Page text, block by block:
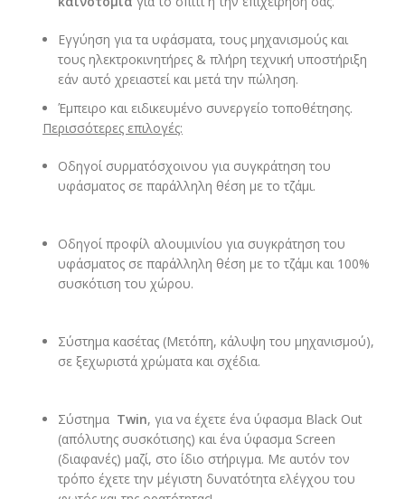
Εγγύηση για τα υφάσματα, τους μηχανισμούς και
τους ηλεκτροκινητήρες & πλήρη τεχνική υποστήριξη
εάν αυτό χρειαστεί και μετά την πώληση.
Έμπειρο και ειδικευμένο συνεργείο τοποθέτησης.
Περισσότερες επιλογές:
Οδηγοί συρματόσχοινου για συγκράτηση του
υφάσματος σε παράλληλη θέση με το τζάμι.
Οδηγοί προφίλ αλουμινίου για συγκράτηση του
υφάσματος σε παράλληλη θέση με το τζάμι και 100%
συσκότιση του χώρου.
Σύστημα κασέτας (Μετόπη, κάλυψη του μηχανισμού),
σε ξεχωριστά χρώματα και σχέδια.
Σύστημα Twin, για να έχετε ένα ύφασμα Black Out
(απόλυτης συσκότισης) και ένα ύφασμα Screen
(διαφανές) μαζί, στο ίδιο στήριγμα. Με αυτόν τον
τρόπο έχετε την μέγιστη δυνατότητα ελέγχου του